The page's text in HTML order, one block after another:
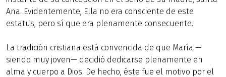
Ana. Evidentemente, Ella no era consciente de este
estatus, pero sí que era plenamente consecuente.
La tradición cristiana está convencida de que María —
siendo muy joven— decidió dedicarse plenamente en
alma y cuerpo a Dios. De hecho, éste fue el motivo por el